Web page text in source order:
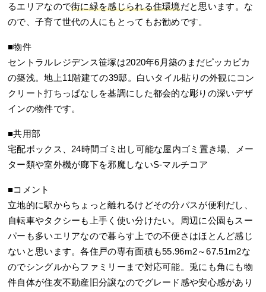
るエリアなので街に緑を感じられる住環境だと思います。な
ので、子育て世代の人にもとってもお勧めです。
■物件
セントラルレジデンス笹塚は2020年6月築のまだピッカピカ
の築浅。地上11階建ての39邸。白いタイル貼りの外観にコン
クリート打ちっぱなしを基調にした都会的な彫りの深いデザ
インの物件です。
■共用部
宅配ボックス、24時間ゴミ出し可能な屋内ゴミ置き場、メー
ター類や室外機が廊下を邪魔しないS-マルチコア
■コメント
立地的に駅からちょっと離れるけどその分バスが便利だし、
自転車やタクシーも上手く使い分けたい。周辺に公園もスー
パーも多いエリアなので暮らす上での不便さはほとんど感じ
ないと思います。各住戸の専有面積も55.96m2～67.51m2な
のでシングルからファミリーまで対応可能。兎にも角にも物
件自体が住友不動産旧分譲なのでグレード感や安心感があり